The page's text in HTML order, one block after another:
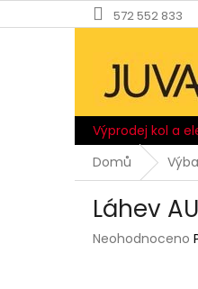
na
572 552 833
Výprodej kol a
Domů
Láhev
Průměrné
Neohodnoceno